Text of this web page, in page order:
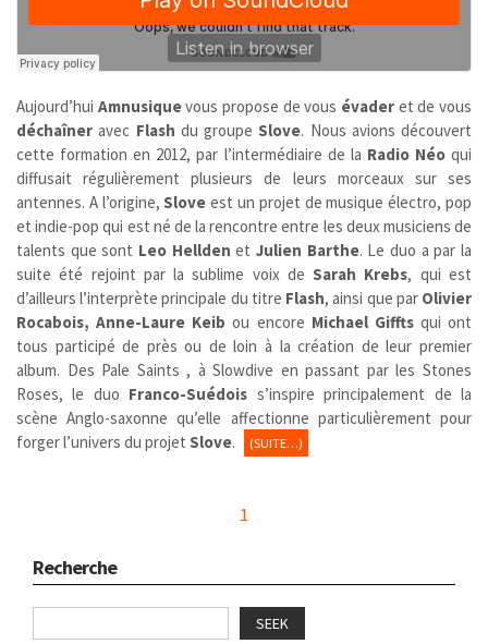
Aujourd’hui Amnusiquevous propose de vous évader et de vous
déchaîner avec Flash du groupe Slove. Nous avions découvert
cette formation en 2012, par l’intermédiaire de la Radio Néoqui
diffusait régulièrement plusieurs de leurs morceaux sur ses
antennes. A l’origine,Sloveest un projet de musique électro, pop
et indie-pop qui est né de la rencontre entre les deux musiciens de
talents que sont Leo Hellden etJulien Barthe. Le duo a par la
suite été rejoint par la sublime voix deSarah Krebs, qui est
d’ailleurs l’interprète principale du titre Flash, ainsi que parOlivier
Rocabois, Anne-Laure Keibou encore Michael Giffts qui ont
tous participé de près ou de loin à la création de leur premier
album. Des Pale Saints , à Slowdive en passant par les Stones
Roses, le duo Franco-Suédois s’inspire principalement de la
scène Anglo-saxonne qu’elle affectionne particulièrement pour
forger l’univers du projet Slove. (SUITE…)
1
Recherche
SEEK